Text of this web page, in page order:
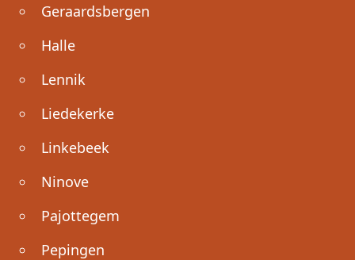
Geraardsbergen
Halle
Lennik
Liedekerke
Linkebeek
Ninove
Pajottegem
Pepingen